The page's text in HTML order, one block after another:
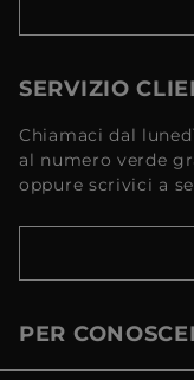
SERVIZIO
Chiamaci dal
al numero verde
oppure scrivici a
PER